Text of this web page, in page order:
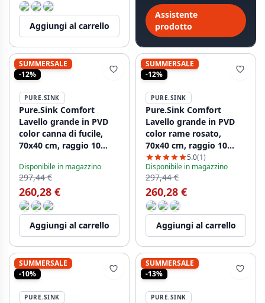
Aggiungi al carrello
Assistente
prodotto
SUMMERSALE
-12%
PURE.SINK
Pure.Sink Comfort
Lavello grande in PVD
color canna di fucile,
70x40 cm, raggio 10
piano, a filo piano e a
vista PCM7040-61
Disponibile in magazzino
297,44 €
260,28 €
Aggiungi al carrello
SUMMERSALE
-12%
PURE.SINK
Pure.Sink Comfort
Lavello grande in PVD
color rame rosato,
70x40 cm, raggio 10
mm, per incasso, a filo
piano e a vista
PCM7040-62
5.0(1)
Disponibile in magazzino
297,44 €
260,28 €
Aggiungi al carrello
SUMMERSALE
-10%
PURE.SINK
SUMMERSALE
-13%
PURE.SINK